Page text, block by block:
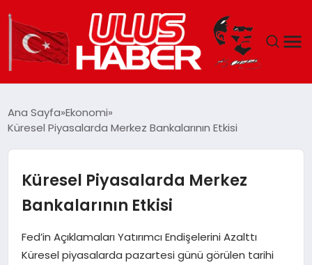
EKONOMI
SIYASET
TEKNOLOJI
Ana Sayfa Ekonomi
Küresel Piyasalarda Merkez Bankalarının Etkisi
Küresel Piyasalarda Merkez
Bankalarının Etkisi
Fed’in Açıklamaları Yatırımcı Endişelerini Azalttı
Küresel piyasalarda pazartesi günü görülen tarihi